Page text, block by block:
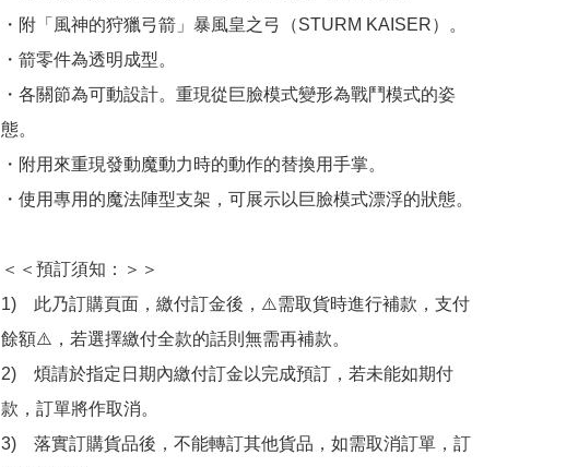
・附「風神的狩獵弓箭」暴風皇之弓（STURM KAISER）。
・箭零件為透明成型。
・各關節為可動設計。重現從巨臉模式變形為戰鬥模式的姿
態。
・附用來重現發動魔動力時的動作的替換用手掌。
・使用專用的魔法陣型支架，可展示以巨臉模式漂浮的狀態。
＜＜預訂須知：＞＞
1)　此乃訂購頁面，繳付訂金後，⚠️需取貨時進行補款，支付
餘額⚠️，若選擇繳付全款的話則無需再補款。
2)　煩請於指定日期內繳付訂金以完成預訂，若未能如期付
款，訂單將作取消。
3)　落實訂購貨品後，不能轉訂其他貨品，如需取消訂單，訂